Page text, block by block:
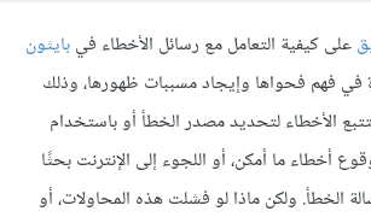
على كيفية التعامل مع رسائل الأخطاء فيبايثون
في فهم فحواها وإيجاد مسببات ظهورها، وذلك
الأخطاء لتحديد مصدر الخطأ أو باستخدام
أخطاء ما أمكن، أو اللجوء إلى الإنترنت بحثًا
الخطأ. ولكن ماذا لو فشلت هذه المحاولات، أو